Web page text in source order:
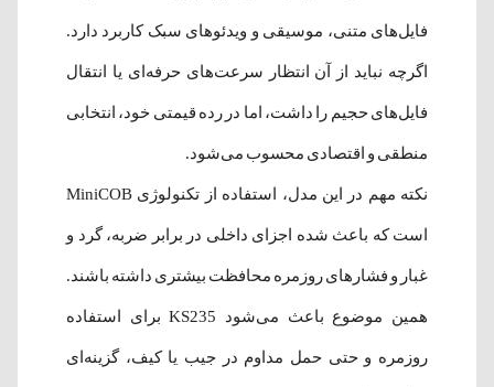
فایل‌های متنی، موسیقی و ویدئوهای سبک کاربرد دارد.
اگرچه نباید از آن انتظار سرعت‌های حرفه‌ای یا انتقال
فایل‌های حجیم را داشت، اما در رده قیمتی خود، انتخابی
منطقی و اقتصادی محسوب می‌شود.
نکته مهم در این مدل، استفاده از تکنولوژی MiniCOB
است که باعث شده اجزای داخلی در برابر ضربه، گرد و
غبار و فشارهای روزمره محافظت بیشتری داشته باشند.
همین موضوع باعث می‌شود KS235 برای استفاده
روزمره و حتی حمل مداوم در جیب یا کیف، گزینه‌ای